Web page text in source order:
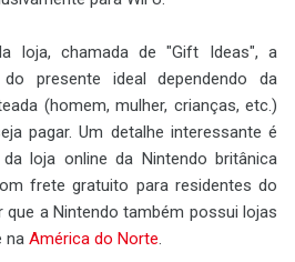
loja, chamada de "Gift Ideas", a
presente ideal dependendo da
(homem, mulher, crianças, etc.)
pagar. Um detalhe interessante é
loja online da Nintendo britânica
frete gratuito para residentes do
que a Nintendo também possui lojas
na América do Norte.